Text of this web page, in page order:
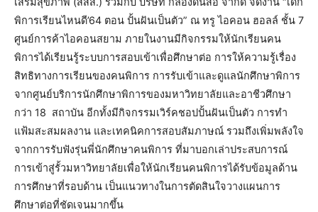
พิการเรียนไหนดี’64 ตอน ปั้นฝันเป็นตัว” ณ ทรู ไอคอน ฮอลล์ ชั้น 7
ศูนย์การค้าไอคอนสยาม ภายในงานมีกิจกรรมให้นักเรียนคน
พิการได้เรียนรู้ระบบการสอบเข้าเพื่อศึกษาต่อ การให้ความรู้เรื่อง
สิทธิทางการเรียนของคนพิการ การรับเข้าและดูแลนักศึกษาพิการ
จากศูนย์บริการนักศึกษาพิการของมหาวิทยาลัยและอาชีวศึกษา
กว่า 18 สถาบัน อีกทั้งมีกิจกรรมเวิร์คชอปปั้นฝันเป็นตัว การทำ
แฟ้มสะสมผลงาน และเทคนิคการสอบสัมภาษณ์ รวมถึงเพิ่มพลังใจ
จากการรับฟังรุ่นพี่นักศึกษาคนพิการ ที่มาบอกเล่าประสบการณ์
การเข้าสู่รั้วมหาวิทยาลัยเพื่อให้นักเรียนคนพิการได้รับข้อมูลด้าน
การศึกษาที่รอบด้าน เป็นแนวทางในการตัดสินใจวางแผนการ
ศึกษาต่อที่ชัดเจนมากขึ้น